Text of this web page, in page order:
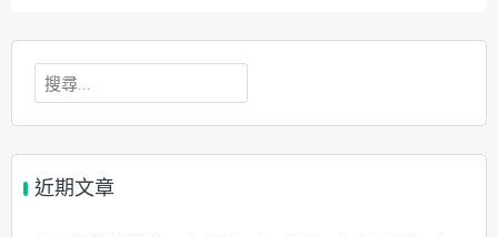
搜
尋
關
鍵
字:
近期文章